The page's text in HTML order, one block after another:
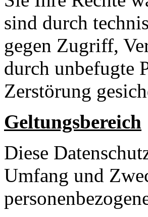
sind durch
gegen Zugriff,
durch unbefugte
Zerstörung
Geltungsbereich
Diese
Umfang und